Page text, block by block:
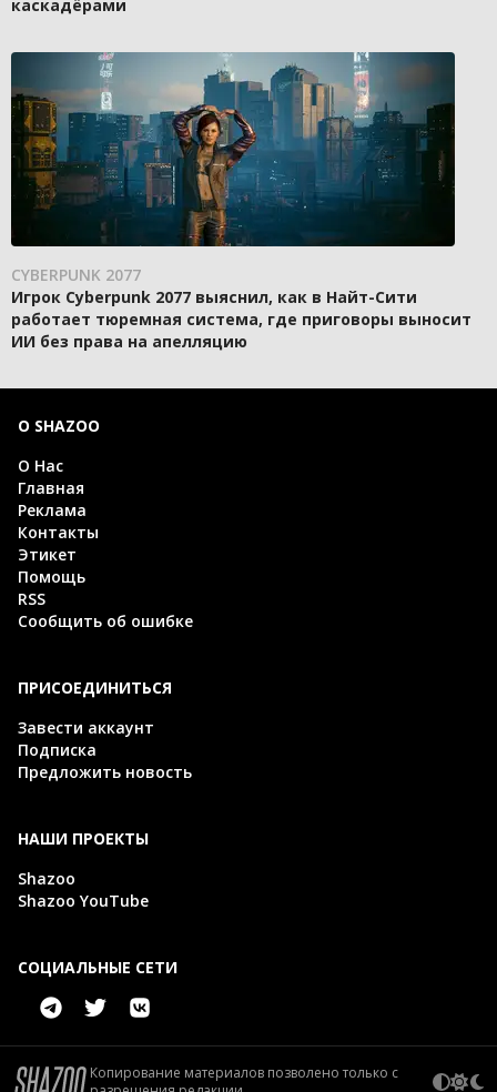
каскадёрами
CYBERPUNK 2077
Игрок Cyberpunk 2077 выяснил, как в Найт-Сити
работает тюремная система, где приговоры выносит
ИИ без права на апелляцию
О SHAZOO
О Нас
Главная
Реклама
Контакты
Этикет
Помощь
RSS
Сообщить об ошибке
ПРИСОЕДИНИТЬСЯ
Завести аккаунт
Подписка
Предложить новость
НАШИ ПРОЕКТЫ
Shazoo
Shazoo YouTube
СОЦИАЛЬНЫЕ СЕТИ
Копирование материалов позволено только с